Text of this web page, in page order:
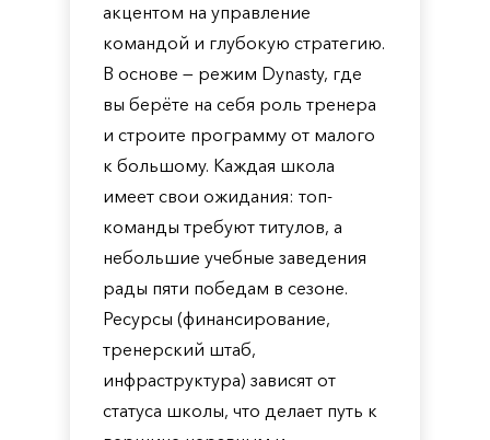
акцентом на управление
командой и глубокую стратегию.
В основе — режим Dynasty, где
вы берёте на себя роль тренера
и строите программу от малого
к большому. Каждая школа
имеет свои ожидания: топ-
команды требуют титулов, а
небольшие учебные заведения
рады пяти победам в сезоне.
Ресурсы (финансирование,
тренерский штаб,
инфраструктура) зависят от
статуса школы, что делает путь к